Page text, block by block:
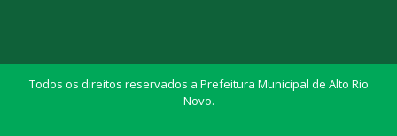
Todos os direitos reservados a Prefeitura Municipal de Alto Rio
Novo.